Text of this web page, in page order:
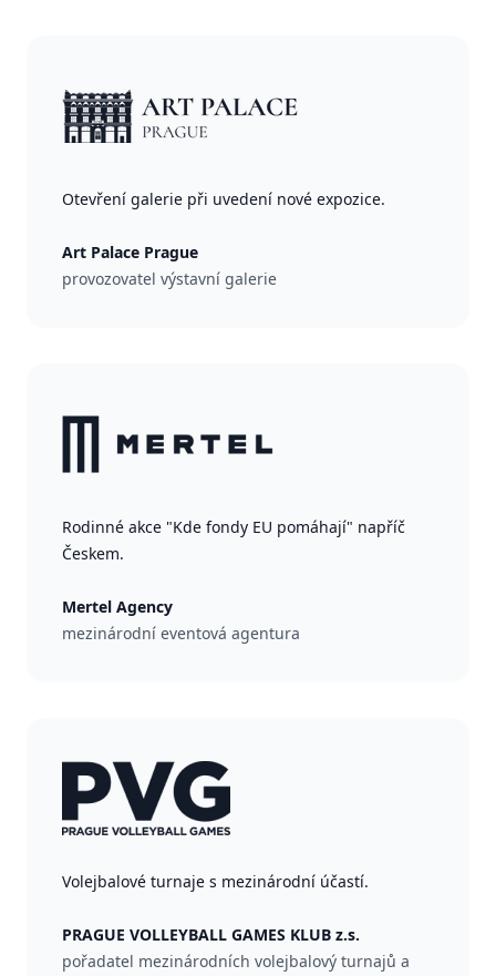
Otevření galerie při uvedení nové expozice.
Art Palace Prague
provozovatel výstavní galerie
Rodinné akce "Kde fondy EU pomáhají" napříč
Českem.
Mertel Agency
mezinárodní eventová agentura
Volejbalové turnaje s mezinárodní účastí.
PRAGUE VOLLEYBALL GAMES KLUB z.s.
pořadatel mezinárodních volejbalový turnajů a